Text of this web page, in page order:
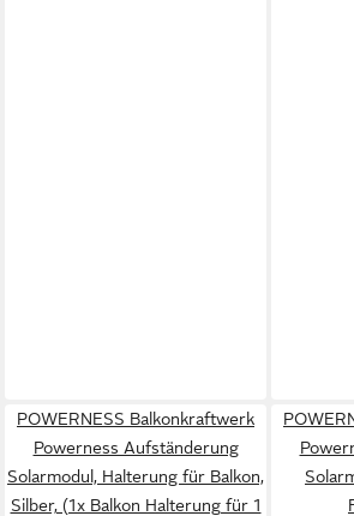
POWERNESS Balkonkraftwerk
Powerness Aufständerung
Solarmodul, Halterung für Balkon,
Silber, (1x Balkon Halterung für 1